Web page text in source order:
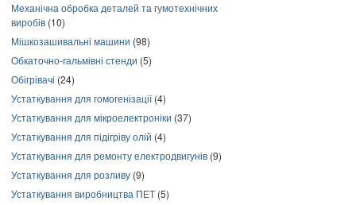
Механічна обробка деталей та гумотехнічних
виробів (10)
Мішкозашивальні машини (98)
Обкаточно-гальмівні стенди (5)
Обігрівачі (24)
Устаткування для гомогенізації(4)
Устаткування для мікроелектроніки (37)
Устаткування для підігріву олій (4)
Устаткування для ремонту електродвигунів (9)
Устаткування для розливу (9)
Устаткування виробництва ПЕТ (5)